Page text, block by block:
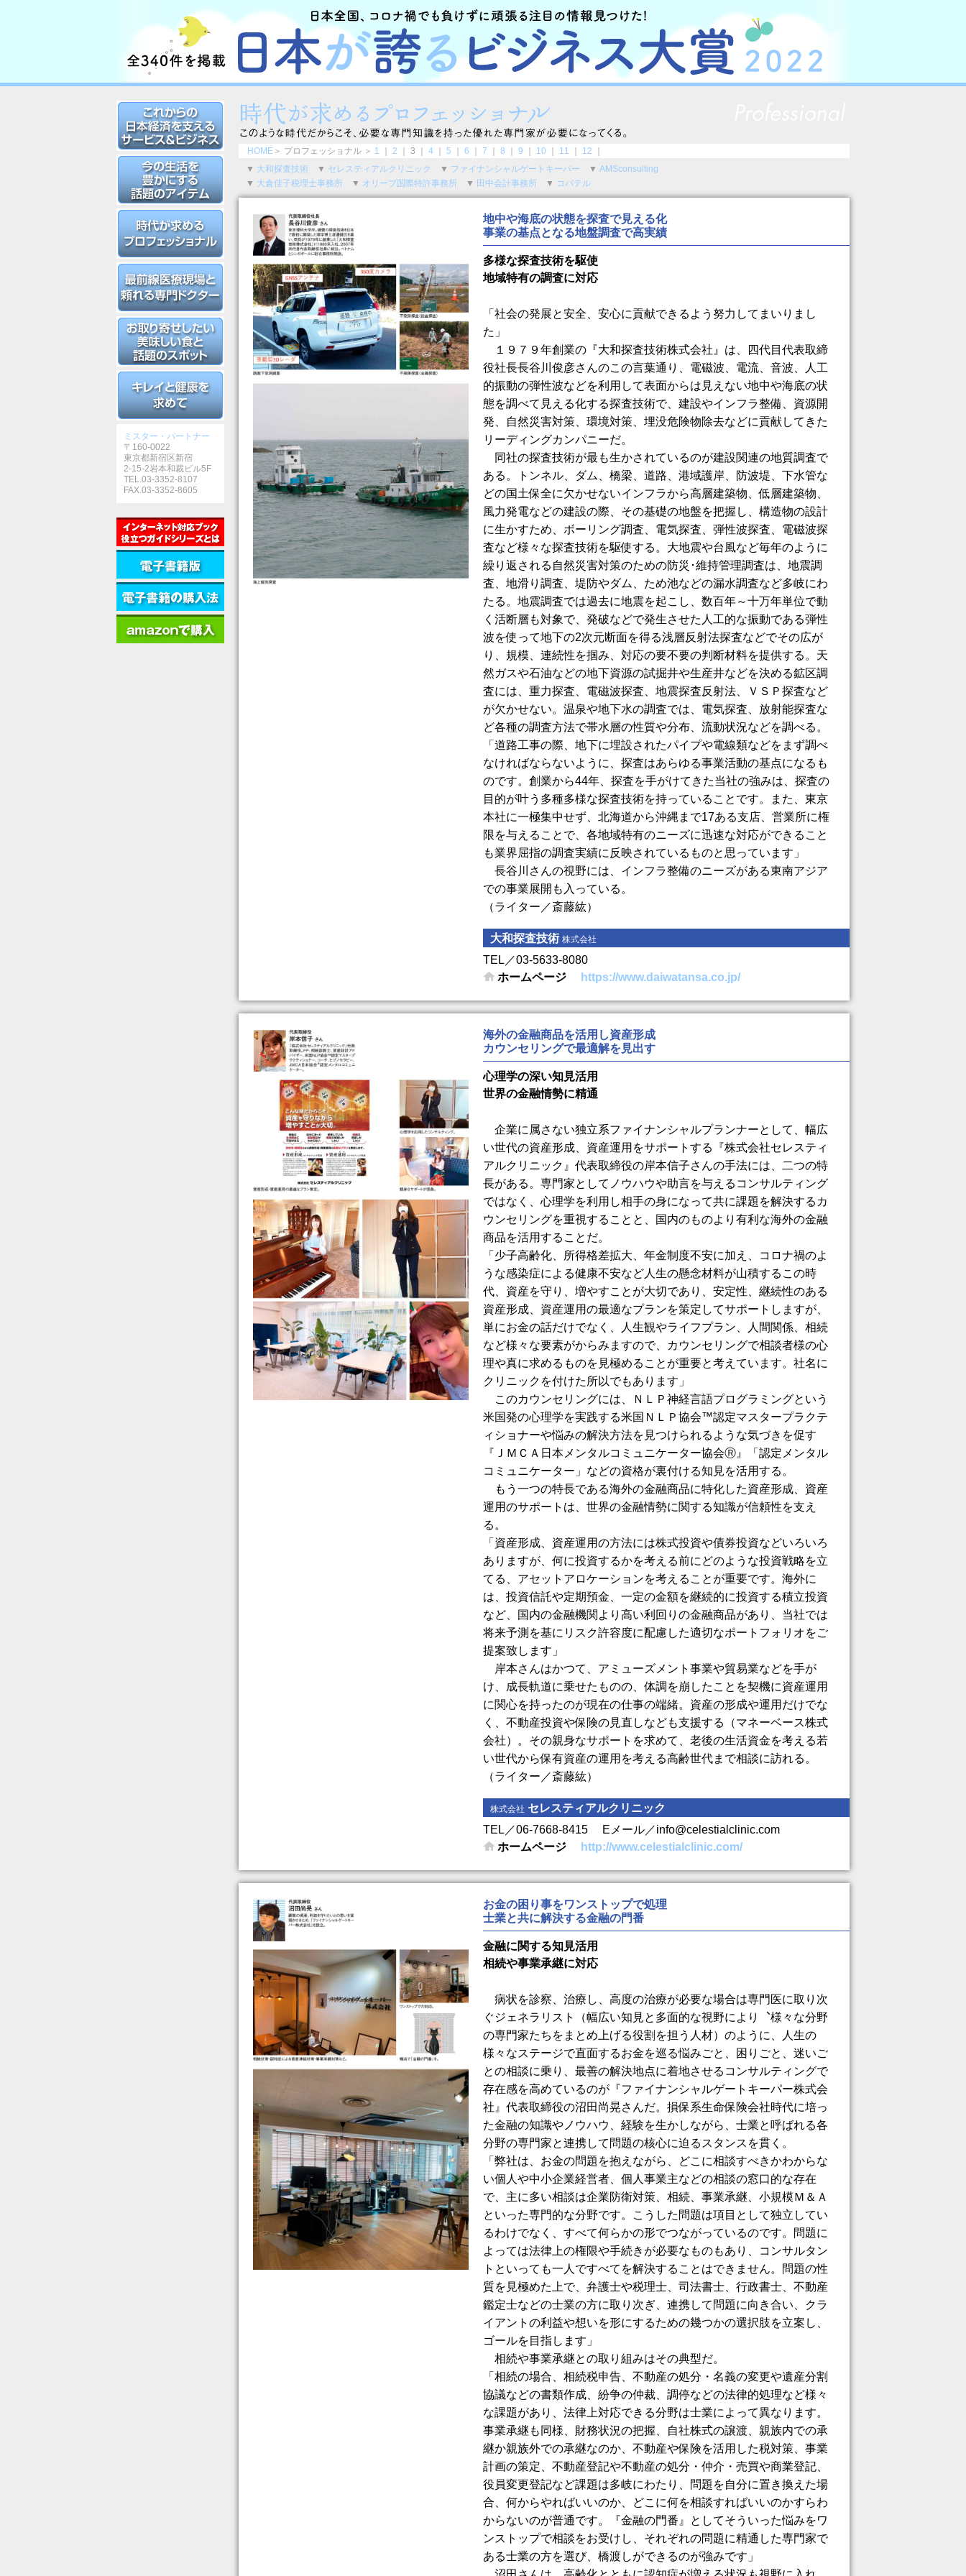
ミスター・パートナー
〒160-0022
東京都新宿区新宿
2-15-2岩本和裁ビル5F
TEL.03-3352-8107
FAX.03-3352-8605
HOME ＞ プロフェッショナル ＞ 1 2 ｜ 3 ｜ 4 5 6 7 8 9 10 11 12
▼ 大和探査技術 ▼ セレスティアルクリニック ▼ ファイナンシャルゲートキーパー ▼ AMSconsulting
▼ 大倉佳子税理士事務所 ▼ オリーブ国際特許事務所 ▼ 田中会計事務所 ▼ コバテル
地中や海底の状態を探査で見える化
事業の基点となる地盤調査で高実績
多様な探査技術を駆使
地域特有の調査に対応
「社会の発展と安全、安心に貢献できるよう努力してまいりまし
た」
１９７９年創業の『大和探査技術株式会社』は、四代目代表取締
役社長長谷川俊彦さんのこの言葉通り、電磁波、電流、音波、人工
的振動の弾性波などを利用して表面からは見えない地中や海底の状
態を調べて見える化する探査技術で、建設やインフラ整備、資源開
発、自然災害対策、環境対策、埋没危険物除去などに貢献してきた
リーディングカンパニーだ。
同社の探査技術が最も生かされているのが建設関連の地質調査で
ある。トンネル、ダム、橋梁、道路、港域護岸、防波堤、下水管な
どの国土保全に欠かせないインフラから高層建築物、低層建築物、
風力発電などの建設の際、その基礎の地盤を把握し、構造物の設計
に生かすため、ボーリング調査、電気探査、弾性波探査、電磁波探
査など様々な探査技術を駆使する。大地震や台風など毎年のように
繰り返される自然災害対策のための防災･維持管理調査は、地震調
査、地滑り調査、堤防やダム、ため池などの漏水調査など多岐にわ
たる。地震調査では過去に地震を起こし、数百年～十万年単位で動
く活断層も対象で、発破などで発生させた人工的な振動である弾性
波を使って地下の2次元断面を得る浅層反射法探査などでその広が
り、規模、連続性を掴み、対応の要不要の判断材料を提供する。天
然ガスや石油などの地下資源の試掘井や生産井などを決める鉱区調
査には、重力探査、電磁波探査、地震探査反射法、ＶＳＰ探査など
が欠かせない。温泉や地下水の調査では、電気探査、放射能探査な
ど各種の調査方法で帯水層の性質や分布、流動状況などを調べる。
「道路工事の際、地下に埋設されたパイプや電線類などをまず調べ
なければならないように、探査はあらゆる事業活動の基点になるも
のです。創業から44年、探査を手がけてきた当社の強みは、探査の
目的が叶う多種多様な探査技術を持っていることです。また、東京
本社に一極集中せず、北海道から沖縄まで17ある支店、営業所に権
限を与えることで、各地域特有のニーズに迅速な対応ができること
も業界屈指の調査実績に反映されているものと思っています」
長谷川さんの視野には、インフラ整備のニーズがある東南アジア
での事業展開も入っている。
（ライター／斎藤紘）
大和探査技術 株式会社
TEL／03-5633-8080
ホームページ
https://www.daiwatansa.co.jp/
海外の金融商品を活用し資産形成
カウンセリングで最適解を見出す
心理学の深い知見活用
世界の金融情勢に精通
企業に属さない独立系ファイナンシャルプランナーとして、幅広
い世代の資産形成、資産運用をサポートする『株式会社セレスティ
アルクリニック』代表取締役の岸本信子さんの手法には、二つの特
長がある。専門家としてノウハウや助言を与えるコンサルティング
ではなく、心理学を利用し相手の身になって共に課題を解決するカ
ウンセリングを重視することと、国内のものより有利な海外の金融
商品を活用することだ。
「少子高齢化、所得格差拡大、年金制度不安に加え、コロナ禍のよ
うな感染症による健康不安など人生の懸念材料が山積するこの時
代、資産を守り、増やすことが大切であり、安定性、継続性のある
資産形成、資産運用の最適なプランを策定してサポートしますが、
単にお金の話だけでなく、人生観やライフプラン、人間関係、相続
など様々な要素がからみますので、カウンセリングで相談者様の心
理や真に求めるものを見極めることが重要と考えています。社名に
クリニックを付けた所以でもあります」
このカウンセリングには、ＮＬＰ神経言語プログラミングという
米国発の心理学を実践する米国ＮＬＰ協会™️認定マスタープラクテ
ィショナーや悩みの解決方法を見つけられるような気づきを促す
『ＪＭＣＡ日本メンタルコミュニケーター協会Ⓡ』「認定メンタル
コミュニケーター」などの資格が裏付ける知見を活用する。
もう一つの特長である海外の金融商品に特化した資産形成、資産
運用のサポートは、世界の金融情勢に関する知識が信頼性を支え
る。
「資産形成、資産運用の方法には株式投資や債券投資などいろいろ
ありますが、何に投資するかを考える前にどのような投資戦略を立
てる、アセットアロケーションを考えることが重要です。海外に
は、投資信託や定期預金、一定の金額を継続的に投資する積立投資
など、国内の金融機関より高い利回りの金融商品があり、当社では
将来予測を基にリスク許容度に配慮した適切なポートフォリオをご
提案致します」
岸本さんはかつて、アミューズメント事業や貿易業などを手が
け、成長軌道に乗せたものの、体調を崩したことを契機に資産運用
に関心を持ったのが現在の仕事の端緒。資産の形成や運用だけでな
く、不動産投資や保険の見直しなども支援する（マネーベース株式
会社）。その親身なサポートを求めて、老後の生活資金を考える若
い世代から保有資産の運用を考える高齢世代まで相談に訪れる。
（ライター／斎藤紘）
株式会社 セレスティアルクリニック
TEL／06-7668-8415
Eメール／info@celestialclinic.com
ホームページ
http://www.celestialclinic.com/
お金の困り事をワンストップで処理
士業と共に解決する金融の門番
金融に関する知見活用
相続や事業承継に対応
病状を診察、治療し、高度の治療が必要な場合は専門医に取り次
ぐジェネラリスト（幅広い知見と多面的な視野により︑様々な分野
の専門家たちをまとめ上げる役割を担う人材）のように、人生の
様々なステージで直面するお金を巡る悩みごと、困りごと、迷いご
との相談に乗り、最善の解決地点に着地させるコンサルティングで
存在感を高めているのが『ファイナンシャルゲートキーパー株式会
社』代表取締役の沼田尚晃さんだ。損保系生命保険会社時代に培っ
た金融の知識やノウハウ、経験を生かしながら、士業と呼ばれる各
分野の専門家と連携して問題の核心に迫るスタンスを貫く。
「弊社は、お金の問題を抱えながら、どこに相談すべきかわからな
い個人や中小企業経営者、個人事業主などの相談の窓口的な存在
で、主に多い相談は企業防衛対策、相続、事業承継、小規模Ｍ＆Ａ
といった専門的な分野です。こうした問題は項目として独立してい
るわけでなく、すべて何らかの形でつながっているのです。問題に
よっては法律上の権限や手続きが必要なものもあり、コンサルタン
トといっても一人ですべてを解決することはできません。問題の性
質を見極めた上で、弁護士や税理士、司法書士、行政書士、不動産
鑑定士などの士業の方に取り次ぎ、連携して問題に向き合い、クラ
イアントの利益や想いを形にするための幾つかの選択肢を立案し、
ゴールを目指します」
相続や事業承継との取り組みはその典型だ。
「相続の場合、相続税申告、不動産の処分・名義の変更や遺産分割
協議などの書類作成、紛争の仲裁、調停などの法律的処理など様々
な課題があり、法律上対応できる分野は士業によって異なります。
事業承継も同様、財務状況の把握、自社株式の譲渡、親族内での承
継か親族外での承継なのか、不動産や保険を活用した税対策、事業
計画の策定、不動産登記や不動産の処分・仲介・売買や商業登記、
役員変更登記など課題は多岐にわたり、問題を自分に置き換えた場
合、何からやればいいのか、どこに何を相談すればいいのかすらわ
からないのが普通です。『金融の門番』としてそういった悩みをワ
ンストップで相談をお受けし、それぞれの問題に精通した専門家で
ある士業の方を選び、橋渡しができるのが強みです」